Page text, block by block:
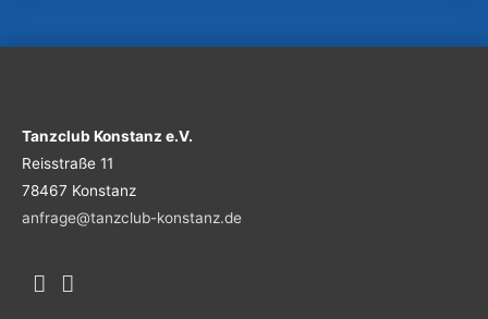
Tanzclub Konstanz e.V.
Reisstraße 11
78467 Konstanz
anfrage@tanzclub-konstanz.de